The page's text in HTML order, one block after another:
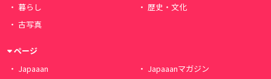
暮らし
歴史・文化
古写真
ページ
Japaaan
Japaaanマガジン